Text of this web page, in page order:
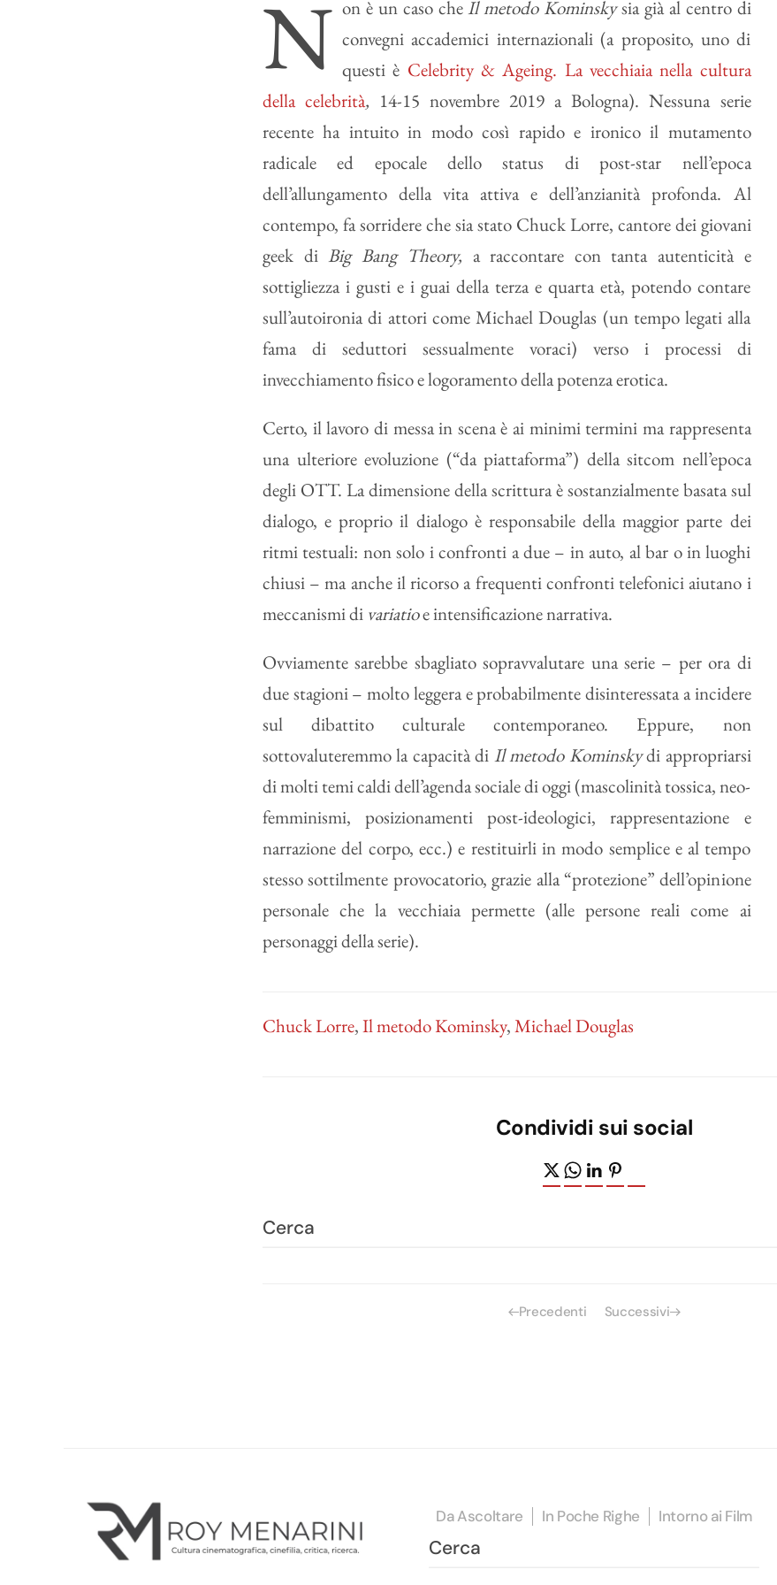
N on è un caso cheIl metodo Kominskysia già al centro di
convegni accademici internazionali (a proposito, uno di
questi è Celebrity & Ageing. La vecchiaia nella cultura
della celebrità, 14-15 novembre 2019 a Bologna). Nessuna serie
recente ha intuito in modo così rapido e ironico il mutamento
radicale ed epocale dello status di post-star nell’epoca
dell’allungamento della vita attiva e dell’anzianità profonda. Al
contempo, fa sorridere che sia stato Chuck Lorre, cantore dei giovani
geek diBig Bang Theory, a raccontare con tanta autenticità e
sottigliezza i gusti e i guai della terza e quarta età, potendo contare
sull’autoironia di attori come Michael Douglas (un tempo legati alla
fama di seduttori sessualmente voraci) verso i processi di
invecchiamento fisico e logoramento della potenza erotica.
Certo, il lavoro di messa in scena è ai minimi termini ma rappresenta
una ulteriore evoluzione (“da piattaforma”) della sitcom nell’epoca
degli OTT. La dimensione della scrittura è sostanzialmente basata sul
dialogo, e proprio il dialogo è responsabile della maggior parte dei
ritmi testuali: non solo i confronti a due – in auto, al bar o in luoghi
chiusi – ma anche il ricorso a frequenti confronti telefonici aiutano i
meccanismi di variatioe intensificazione narrativa.
Ovviamente sarebbe sbagliato sopravvalutare una serie – per ora di
due stagioni – molto leggera e probabilmente disinteressata a incidere
sul dibattito culturale contemporaneo. Eppure, non
sottovaluteremmo la capacità di Il metodo Kominskydi appropriarsi
di molti temi caldi dell’agenda sociale di oggi (mascolinità tossica, neo-
femminismi, posizionamenti post-ideologici, rappresentazione e
narrazione del corpo, ecc.) e restituirli in modo semplice e al tempo
stesso sottilmente provocatorio, grazie alla “protezione” dell’opinione
personale che la vecchiaia permette (alle persone reali come ai
personaggi della serie).
Chuck Lorre,Il metodo Kominsky,Michael Douglas
Condividi sui social
Precedenti Successivi
Da Ascoltare In Poche Righe Intorno ai Film